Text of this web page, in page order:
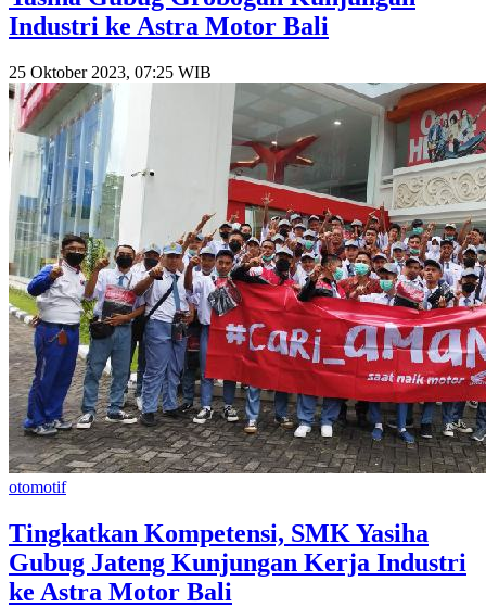
Industri ke Astra Motor Bali
25 Oktober 2023, 07:25 WIB
otomotif
Tingkatkan Kompetensi, SMK Yasiha
Gubug Jateng Kunjungan Kerja Industri
ke Astra Motor Bali